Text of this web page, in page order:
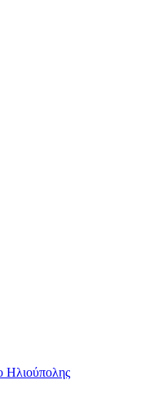
Ηλιούπολης